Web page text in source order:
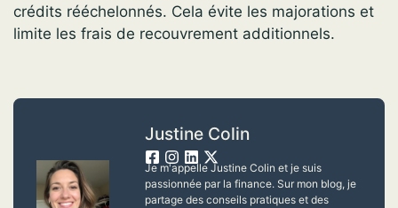
crédits rééchelonnés. Cela évite les majorations et
limite les frais de recouvrement additionnels.
Justine Colin
Je m'appelle Justine Colin et je suis
passionnée par la finance. Sur mon blog, je
partage des conseils pratiques et des